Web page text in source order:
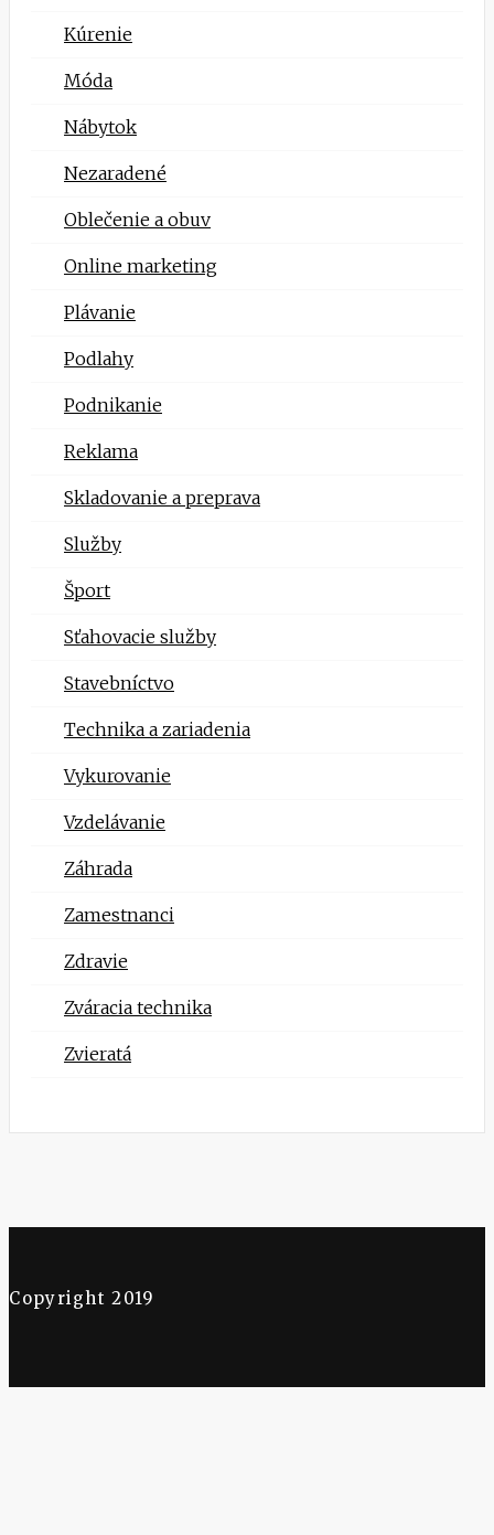
Kúrenie
Móda
Nábytok
Nezaradené
Oblečenie a obuv
Online marketing
Plávanie
Podlahy
Podnikanie
Reklama
Skladovanie a preprava
Služby
Šport
Sťahovacie služby
Stavebníctvo
Technika a zariadenia
Vykurovanie
Vzdelávanie
Záhrada
Zamestnanci
Zdravie
Zváracia technika
Zvieratá
Copyright 2019